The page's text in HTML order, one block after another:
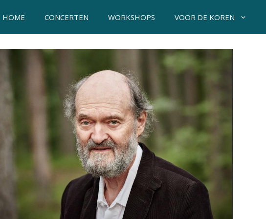
HOME CONCERTEN WORKSHOPS VOOR DE KOREN